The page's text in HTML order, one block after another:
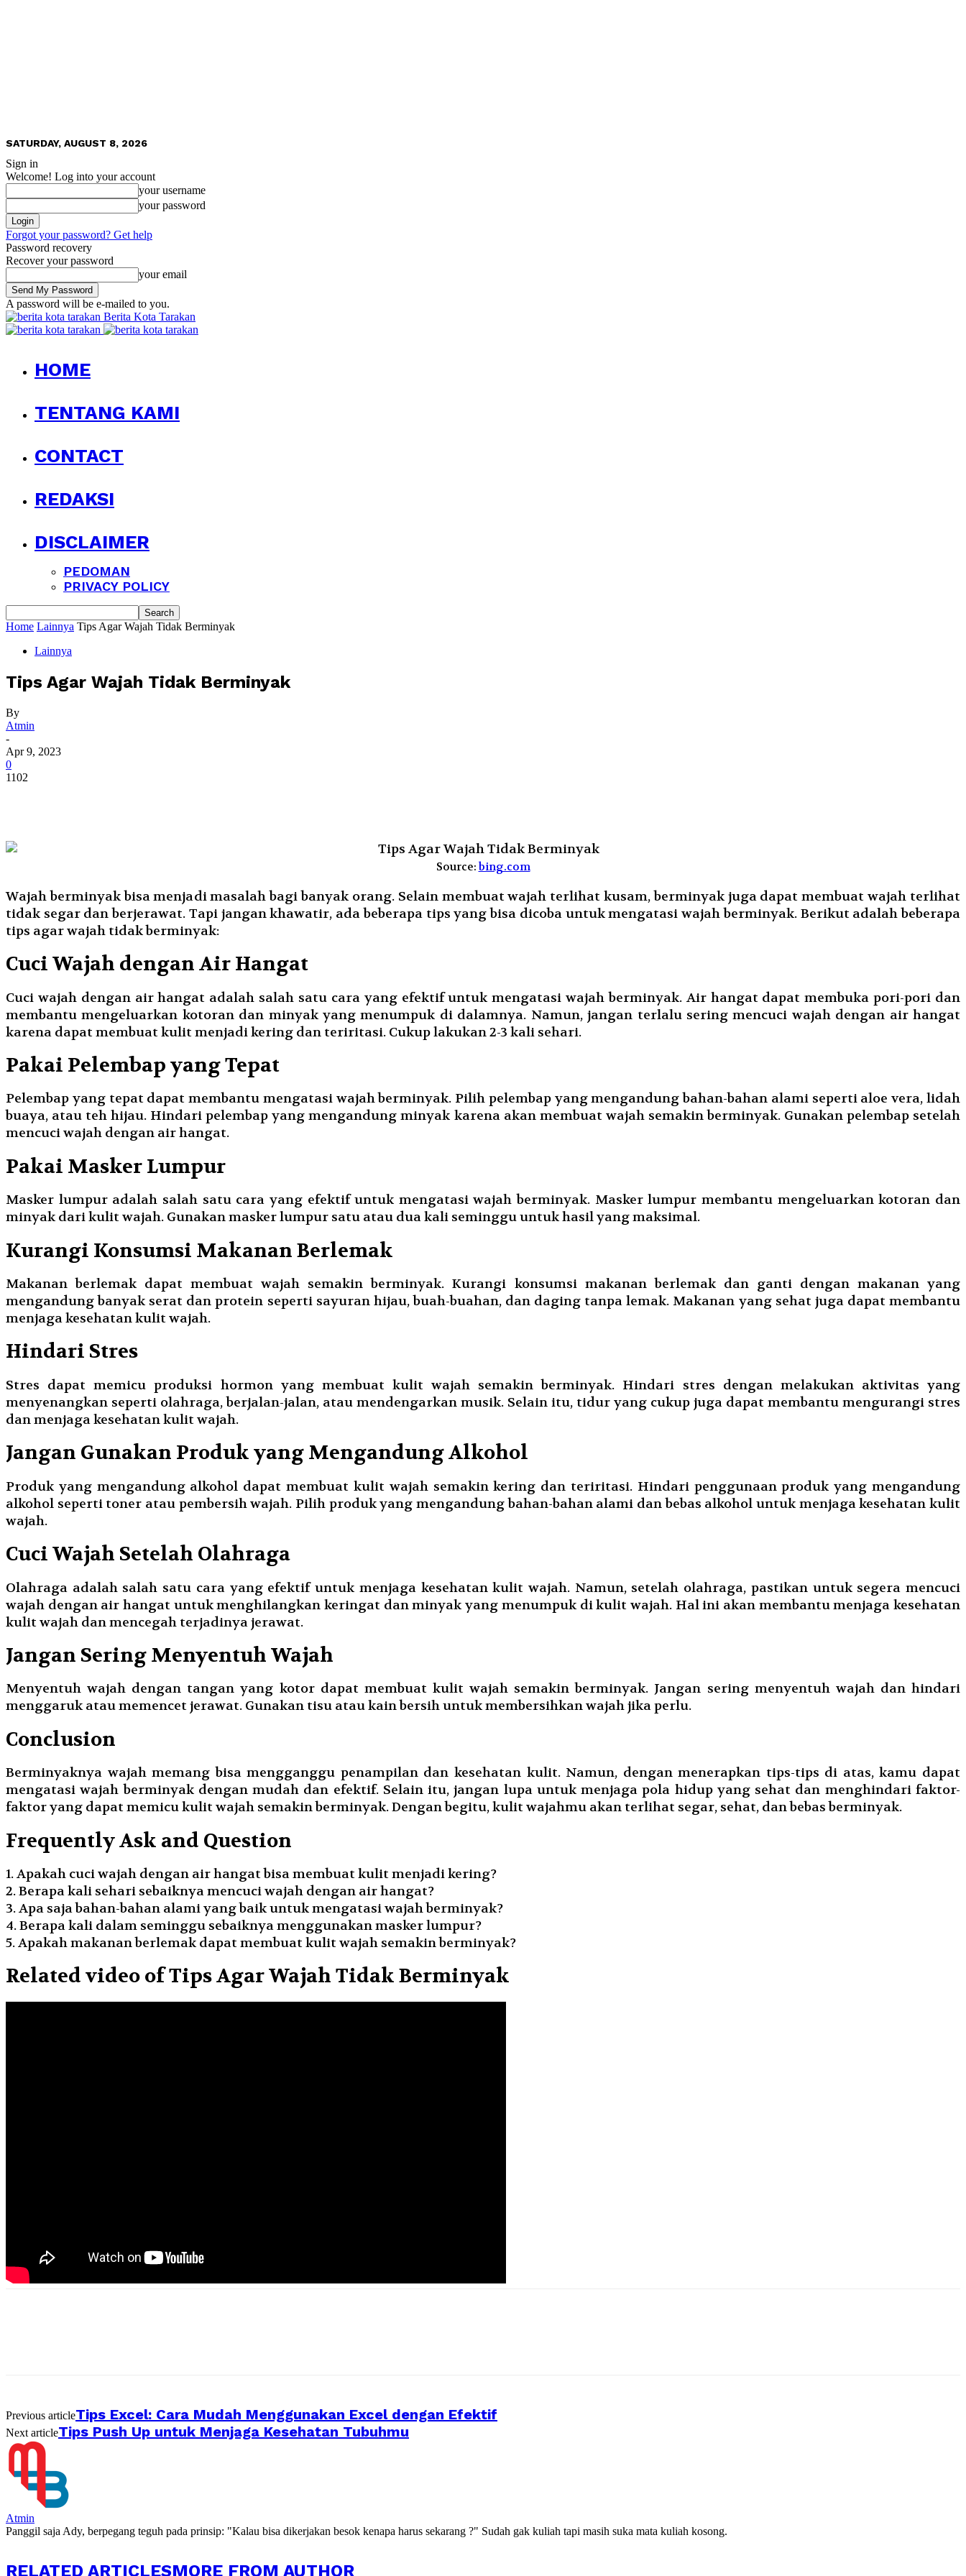
SATURDAY, AUGUST 8, 2026
Sign in
Welcome! Log into your account
your username
your password
Forgot your password? Get help
Password recovery
Recover your password
your email
A password will be e-mailed to you.
Berita Kota Tarakan
HOME
TENTANG KAMI
CONTACT
REDAKSI
DISCLAIMER
PEDOMAN
PRIVACY POLICY
Home Lainnya Tips Agar Wajah Tidak Berminyak
Lainnya
Tips Agar Wajah Tidak Berminyak
By
Atmin
-
Apr 9, 2023
0
1102
Source:bing.com
Wajah berminyak bisa menjadi masalah bagi banyak orang. Selain membuat wajah terlihat kusam, berminyak juga dapat membuat wajah terlihat
tidak segar dan berjerawat. Tapi jangan khawatir, ada beberapa tips yang bisa dicoba untuk mengatasi wajah berminyak. Berikut adalah beberapa
tips agar wajah tidak berminyak:
Cuci Wajah dengan Air Hangat
Cuci wajah dengan air hangat adalah salah satu cara yang efektif untuk mengatasi wajah berminyak. Air hangat dapat membuka pori-pori dan
membantu mengeluarkan kotoran dan minyak yang menumpuk di dalamnya. Namun, jangan terlalu sering mencuci wajah dengan air hangat
karena dapat membuat kulit menjadi kering dan teriritasi. Cukup lakukan 2-3 kali sehari.
Pakai Pelembap yang Tepat
Pelembap yang tepat dapat membantu mengatasi wajah berminyak. Pilih pelembap yang mengandung bahan-bahan alami seperti aloe vera, lidah
buaya, atau teh hijau. Hindari pelembap yang mengandung minyak karena akan membuat wajah semakin berminyak. Gunakan pelembap setelah
mencuci wajah dengan air hangat.
Pakai Masker Lumpur
Masker lumpur adalah salah satu cara yang efektif untuk mengatasi wajah berminyak. Masker lumpur membantu mengeluarkan kotoran dan
minyak dari kulit wajah. Gunakan masker lumpur satu atau dua kali seminggu untuk hasil yang maksimal.
Kurangi Konsumsi Makanan Berlemak
Makanan berlemak dapat membuat wajah semakin berminyak. Kurangi konsumsi makanan berlemak dan ganti dengan makanan yang
mengandung banyak serat dan protein seperti sayuran hijau, buah-buahan, dan daging tanpa lemak. Makanan yang sehat juga dapat membantu
menjaga kesehatan kulit wajah.
Hindari Stres
Stres dapat memicu produksi hormon yang membuat kulit wajah semakin berminyak. Hindari stres dengan melakukan aktivitas yang
menyenangkan seperti olahraga, berjalan-jalan, atau mendengarkan musik. Selain itu, tidur yang cukup juga dapat membantu mengurangi stres
dan menjaga kesehatan kulit wajah.
Jangan Gunakan Produk yang Mengandung Alkohol
Produk yang mengandung alkohol dapat membuat kulit wajah semakin kering dan teriritasi. Hindari penggunaan produk yang mengandung
alkohol seperti toner atau pembersih wajah. Pilih produk yang mengandung bahan-bahan alami dan bebas alkohol untuk menjaga kesehatan kulit
wajah.
Cuci Wajah Setelah Olahraga
Olahraga adalah salah satu cara yang efektif untuk menjaga kesehatan kulit wajah. Namun, setelah olahraga, pastikan untuk segera mencuci
wajah dengan air hangat untuk menghilangkan keringat dan minyak yang menumpuk di kulit wajah. Hal ini akan membantu menjaga kesehatan
kulit wajah dan mencegah terjadinya jerawat.
Jangan Sering Menyentuh Wajah
Menyentuh wajah dengan tangan yang kotor dapat membuat kulit wajah semakin berminyak. Jangan sering menyentuh wajah dan hindari
menggaruk atau memencet jerawat. Gunakan tisu atau kain bersih untuk membersihkan wajah jika perlu.
Conclusion
Berminyaknya wajah memang bisa mengganggu penampilan dan kesehatan kulit. Namun, dengan menerapkan tips-tips di atas, kamu dapat
mengatasi wajah berminyak dengan mudah dan efektif. Selain itu, jangan lupa untuk menjaga pola hidup yang sehat dan menghindari faktor-
faktor yang dapat memicu kulit wajah semakin berminyak. Dengan begitu, kulit wajahmu akan terlihat segar, sehat, dan bebas berminyak.
Frequently Ask and Question
1. Apakah cuci wajah dengan air hangat bisa membuat kulit menjadi kering?
2. Berapa kali sehari sebaiknya mencuci wajah dengan air hangat?
3. Apa saja bahan-bahan alami yang baik untuk mengatasi wajah berminyak?
4. Berapa kali dalam seminggu sebaiknya menggunakan masker lumpur?
5. Apakah makanan berlemak dapat membuat kulit wajah semakin berminyak?
Related video of Tips Agar Wajah Tidak Berminyak
Previous articleTips Excel: Cara Mudah Menggunakan Excel dengan Efektif
Next articleTips Push Up untuk Menjaga Kesehatan Tubuhmu
Atmin
Panggil saja Ady, berpegang teguh pada prinsip: "Kalau bisa dikerjakan besok kenapa harus sekarang ?" Sudah gak kuliah tapi masih suka mata kuliah kosong.
RELATED ARTICLESMORE FROM AUTHOR